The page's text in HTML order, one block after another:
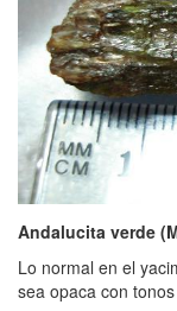
Andalucita verde
Lo normal en el
sea opaca con